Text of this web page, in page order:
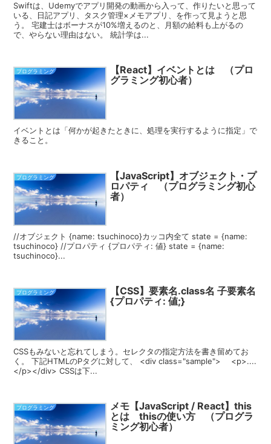
Swiftは、Udemyでアプリ開発の動画から入って、作りたいと思って
いる、日記アプリ、タスク管理×メモアプリ、を作って見ようと思
う。 宅建士はボーナスが10%増えるのと、月額の給料も上がるの
で、やらない理由はない。 統計学は...
プログラミング
【React】イベントとは （プロ
グラミング初心者）
イベントとは「何かが起きたときに、処理を実行するように指定」で
きること。
プログラミング
【JavaScript】オブジェクト・プ
ロパティ （プログラミング初心
者）
//オブジェクト {name: tsuchinoco}カッコ内全て state = {name:
tsuchinoco} //プロパティ {プロパティ: 値} state = {name:
tsuchinoco}...
プログラミング
【CSS】要素名.class名 子要素名
{プロパティ: 値;}
CSSもみないと忘れてしまう。セレクタの指定方法を書き留めてお
く。 下記HTMLのPタグに対して、 <div class="sample"> <p>....
</p></div> CSSは下...
プログラミング
メモ【JavaScript / React】this
とは thisの使い方 （プログラ
ミング初心者）